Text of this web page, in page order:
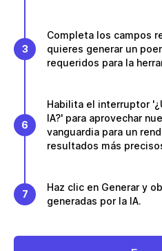
3
Completa los campos
quieres generar un
requeridos para la
6
Habilita el interruptor
IA?' para aprovechar
vanguardia para un
resultados más
7
Haz clic en Generar y
generadas por la IA.